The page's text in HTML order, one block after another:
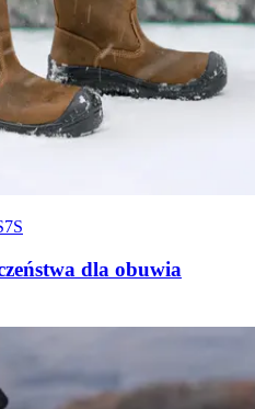
dla obuwia